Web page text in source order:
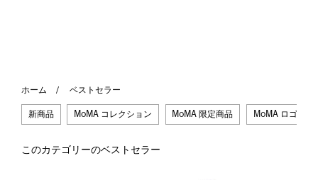
ホーム ベストセラー
新商品 MoMA コレクション MoMA 限定商品 MoMA ロゴ
このカテゴリーのベストセラー